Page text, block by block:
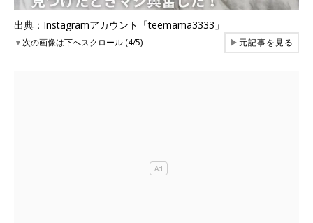
出典：Instagramアカウント「teemama3333」
▼次の画像は下へスクロール (4/5) ▶元記事を見る